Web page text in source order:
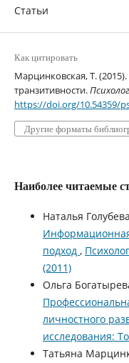
Статьи
Как цитировать
Марцинковская, Т.
транзитивности.
https://doi.org/10.54359/
Другие форматы
Наиболее читаемые
Наталья
подход ,
(2011)
Ольга
личностного
исследования:
Татьяна